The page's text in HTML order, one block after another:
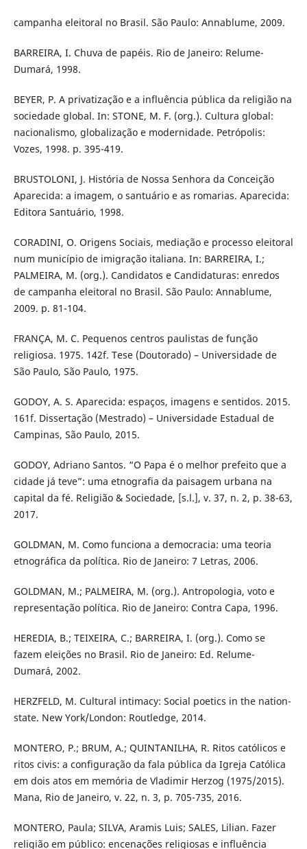
campanha eleitoral no Brasil. São Paulo: Annablume, 2009.
BARREIRA, I. Chuva de papéis. Rio de Janeiro: Relume-
Dumará, 1998.
BEYER, P. A privatização e a influência pública da religião na
sociedade global. In: STONE, M. F. (org.). Cultura global:
nacionalismo, globalização e modernidade. Petrópolis:
Vozes, 1998. p. 395-419.
BRUSTOLONI, J. História de Nossa Senhora da Conceição
Aparecida: a imagem, o santuário e as romarias. Aparecida:
Editora Santuário, 1998.
CORADINI, O. Origens Sociais, mediação e processo eleitoral
num município de imigração italiana. In: BARREIRA, I.;
PALMEIRA, M. (org.). Candidatos e Candidaturas: enredos
de campanha eleitoral no Brasil. São Paulo: Annablume,
2009. p. 81-104.
FRANÇA, M. C. Pequenos centros paulistas de função
religiosa. 1975. 142f. Tese (Doutorado) – Universidade de
São Paulo, São Paulo, 1975.
GODOY, A. S. Aparecida: espaços, imagens e sentidos. 2015.
161f. Dissertação (Mestrado) – Universidade Estadual de
Campinas, São Paulo, 2015.
GODOY, Adriano Santos. “O Papa é o melhor prefeito que a
cidade já teve”: uma etnografia da paisagem urbana na
capital da fé. Religião & Sociedade, [s.l.], v. 37, n. 2, p. 38-63,
2017.
GOLDMAN, M. Como funciona a democracia: uma teoria
etnográfica da política. Rio de Janeiro: 7 Letras, 2006.
GOLDMAN, M.; PALMEIRA, M. (org.). Antropologia, voto e
representação política. Rio de Janeiro: Contra Capa, 1996.
HEREDIA, B.; TEIXEIRA, C.; BARREIRA, I. (org.). Como se
fazem eleições no Brasil. Rio de Janeiro: Ed. Relume-
Dumará, 2002.
HERZFELD, M. Cultural intimacy: Social poetics in the nation-
state. New York/London: Routledge, 2014.
MONTERO, P.; BRUM, A.; QUINTANILHA, R. Ritos católicos e
ritos civis: a configuração da fala pública da Igreja Católica
em dois atos em memória de Vladimir Herzog (1975/2015).
Mana, Rio de Janeiro, v. 22, n. 3, p. 705-735, 2016.
MONTERO, Paula; SILVA, Aramis Luis; SALES, Lilian. Fazer
religião em público: encenações religiosas e influência